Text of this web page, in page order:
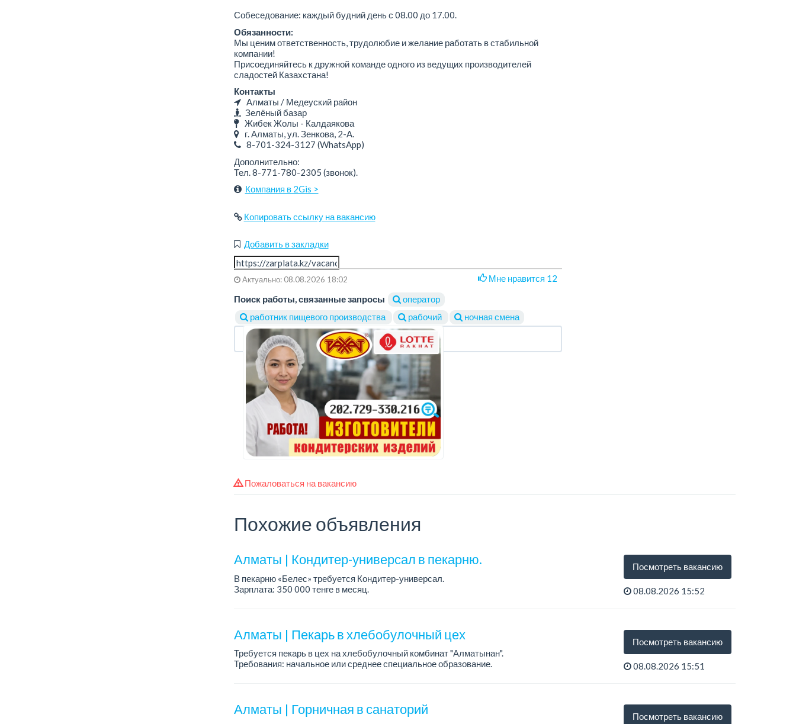
Собеседование: каждый будний день с 08.00 до 17.00.
Обязанности:
Мы ценим ответственность, трудолюбие и желание работать в стабильной
компании!
Присоединяйтесь к дружной команде одного из ведущих производителей
сладостей Казахстана!
Контакты
Алматы / Медеуский район
Зелёный базар
Жибек Жолы - Калдаякова
г. Алматы, ул. Зенкова, 2-А.
8-701-324-3127 (WhatsApp)
Дополнительно:
Тел. 8-771-780-2305 (звонок).
Компания в 2Gis >
Копировать ссылку на вакансию
Добавить в закладки
Актуально: 08.08.2026 18:02 Мне нравится 12
Поиск работы, связанные запросы
оператор
работник пищевого производства
рабочий ночная смена
Пожаловаться на вакансию
Похожие объявления
Алматы | Кондитер-универсал в пекарню.
В пекарню «Белес» требуется Кондитер-универсал.
Зарплата: 350 000 тенге в месяц.
Посмотреть вакансию
08.08.2026 15:52
Алматы | Пекарь в хлебобулочный цех
Требуется пекарь в цех на хлебобулочный комбинат "Алматынан".
Требования: начальное или среднее специальное образование.
Посмотреть вакансию
08.08.2026 15:51
Алматы | Горничная в санаторий Посмотреть вакансию